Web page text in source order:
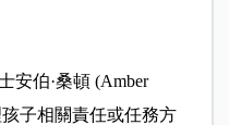
安伯·桑頓 (Amber
子相關責任或任務方